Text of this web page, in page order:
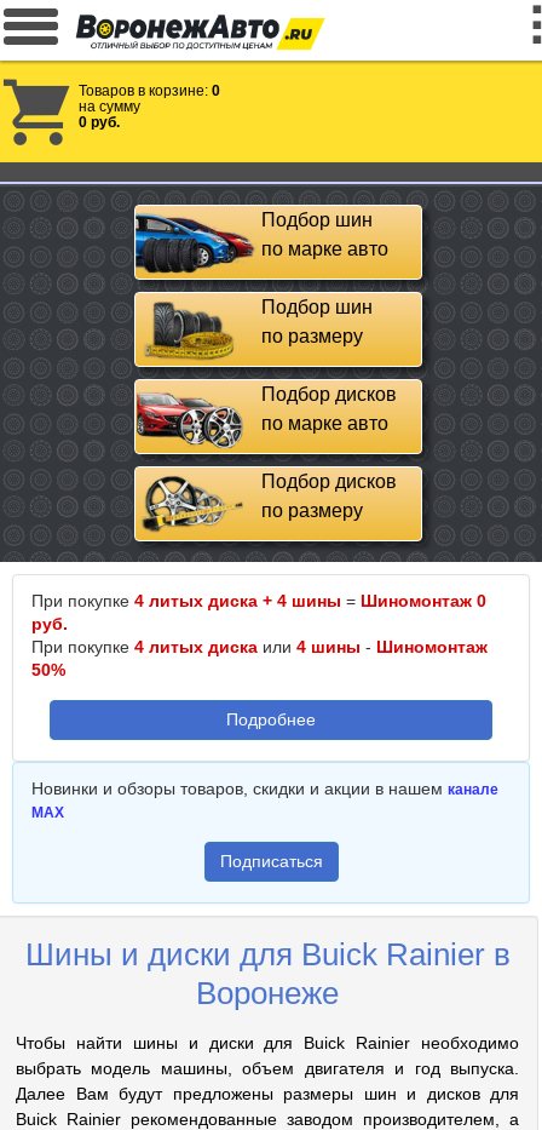
Товаров в корзине: 0
на сумму
0 руб.
Подбор шин
по марке авто
Подбор шин
по размеру
Подбор дисков
по марке авто
Подбор дисков
по размеру
При покупке 4 литых диска + 4 шины = Шиномонтаж 0
руб.
При покупке 4 литых диска или 4 шины - Шиномонтаж
50%
Подробнее
Новинки и обзоры товаров, скидки и акции в нашем канале
MAX
Подписаться
Шины и диски для Buick Rainier в
Воронеже
Чтобы найти шины и диски для Buick Rainier необходимо
выбрать модель машины, объем двигателя и год выпуска.
Далее Вам будут предложены размеры шин и дисков для
Buick Rainier рекомендованные заводом производителем, а